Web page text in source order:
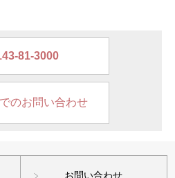
81-3000
のお問い合わせ
お問い合わせ